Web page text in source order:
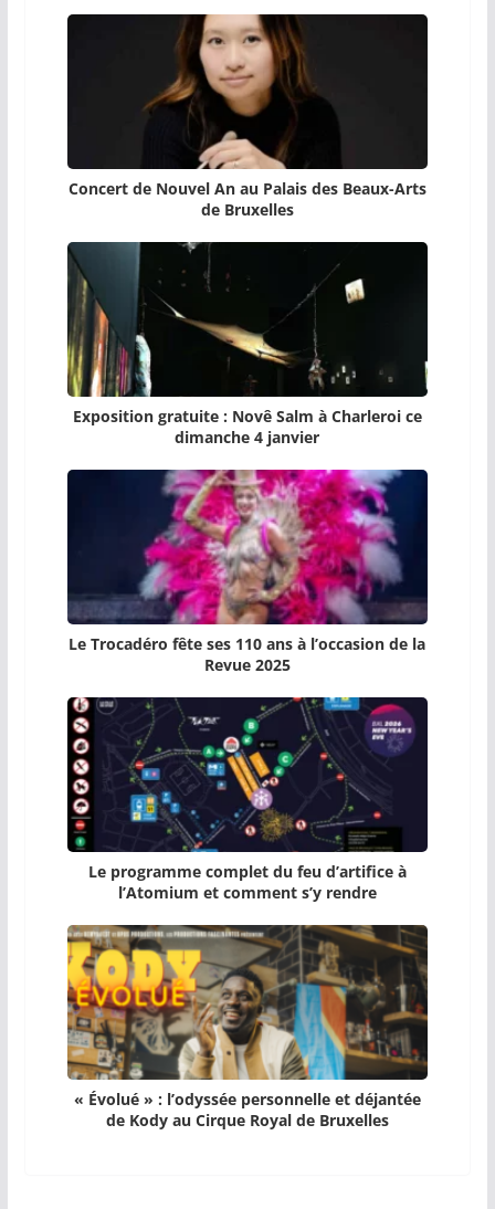
Concert de Nouvel An au Palais des Beaux-Arts
de Bruxelles
Exposition gratuite : Novê Salm à Charleroi ce
dimanche 4 janvier
Le Trocadéro fête ses 110 ans à l’occasion de la
Revue 2025
Le programme complet du feu d’artifice à
l’Atomium et comment s’y rendre
« Évolué » : l’odyssée personnelle et déjantée
de Kody au Cirque Royal de Bruxelles